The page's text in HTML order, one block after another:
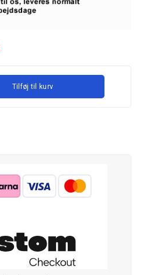
Tilføj til kurv